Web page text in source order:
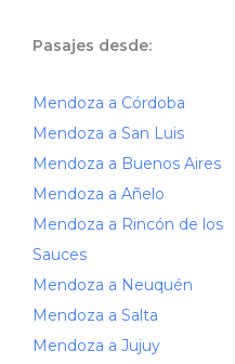
Pasajes desde:
Mendoza a Córdoba
Mendoza a San Luis
Mendoza a Buenos Aires
Mendoza a Añelo
Mendoza a Rincón de los
Sauces
Mendoza a Neuquén
Mendoza a Salta
Mendoza a Jujuy